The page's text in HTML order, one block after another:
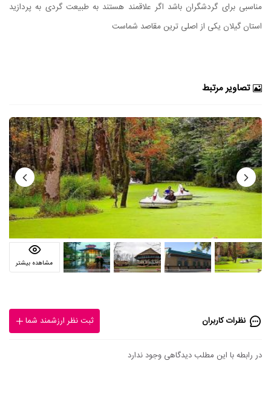
مناسبی برای گردشگران باشد اگر علاقمند هستند به طبیعت گردی به پردازید
استان گیلان یکی از اصلی ترین مقاصد شماست
تصاویر مرتبط
مشاهده بیشتر
نظرات کاربران ثبت نظر ارزشمند شما
در رابطه با این مطلب دیدگاهی وجود ندارد